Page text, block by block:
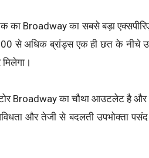
का Broadway का सबसे बड़ा
से अधिक ब्रांड्स एक ही छत के नीचे
Broadway का चौथा आउटलेट है और
और तेजी से बदलती उपभोक्ता